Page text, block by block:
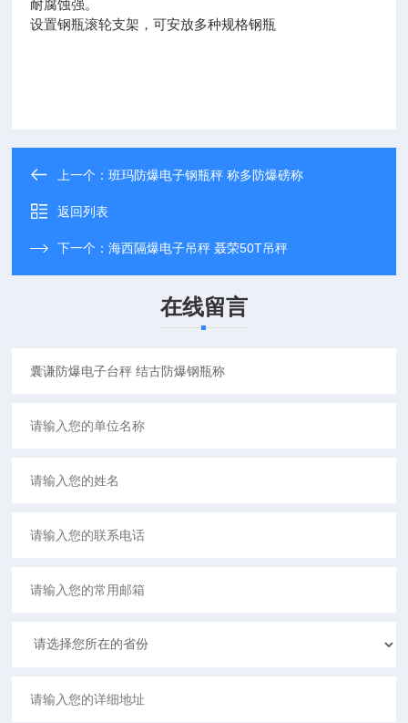
耐腐蚀强。
设置钢瓶滚轮支架，可安放多种规格钢瓶
上一个：班玛防爆电子钢瓶秤 称多防爆磅称
返回列表
下一个：海西隔爆电子吊秤 聂荣50T吊秤
在线留言